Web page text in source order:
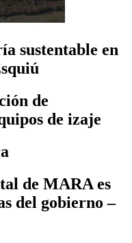
sustentable en
de
de izaje
de MARA es
del gobierno –